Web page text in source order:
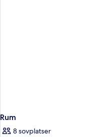
Rum
8 sovplatser